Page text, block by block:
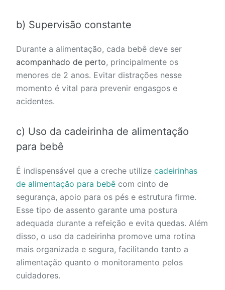
b) Supervisão constante
Durante a alimentação, cada bebê deve ser
acompanhado de perto, principalmente os
menores de 2 anos. Evitar distrações nesse
momento é vital para prevenir engasgos e
acidentes.
c) Uso da cadeirinha de alimentação
para bebê
É indispensável que a creche utilize cadeirinhas
de alimentação para bebê com cinto de
segurança, apoio para os pés e estrutura firme.
Esse tipo de assento garante uma postura
adequada durante a refeição e evita quedas. Além
disso, o uso da cadeirinha promove uma rotina
mais organizada e segura, facilitando tanto a
alimentação quanto o monitoramento pelos
cuidadores.